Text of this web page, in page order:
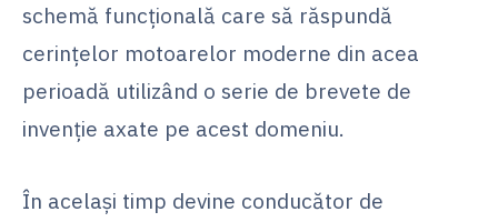
schemă funcţională care să răspundă
cerinţelor motoarelor moderne din acea
perioadă utilizând o serie de brevete de
invenţie axate pe acest domeniu.
În acelaşi timp devine conducător de